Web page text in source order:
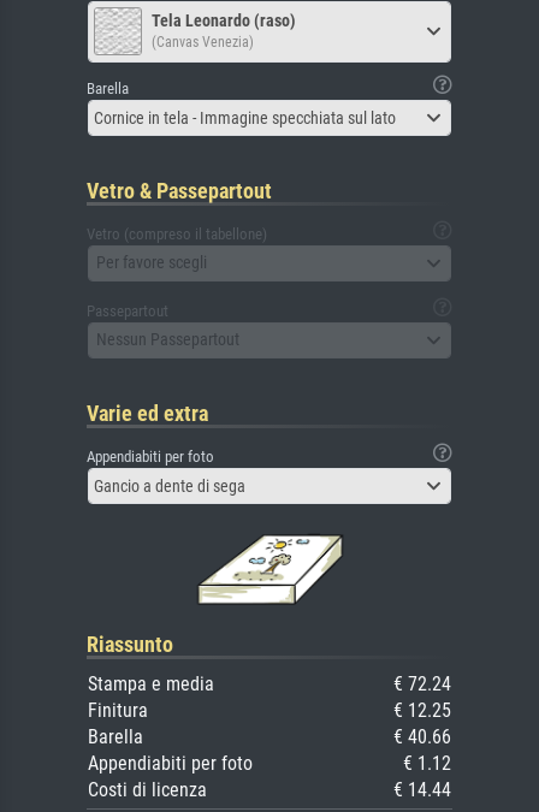
Tela Leonardo (raso)
(Canvas Venezia)
Barella
Cornice in tela - Immagine specchiata sul lato
Vetro & Passepartout
Vetro (compreso il tabellone)
Per favore scegli
Passepartout
Nessun Passepartout
Varie ed extra
Appendiabiti per foto
Gancio a dente di sega
Riassunto
Stampa e media
€ 72.24
Finitura
€ 12.25
Barella
€ 40.66
Appendiabiti per foto
€ 1.12
Costi di licenza
€ 14.44